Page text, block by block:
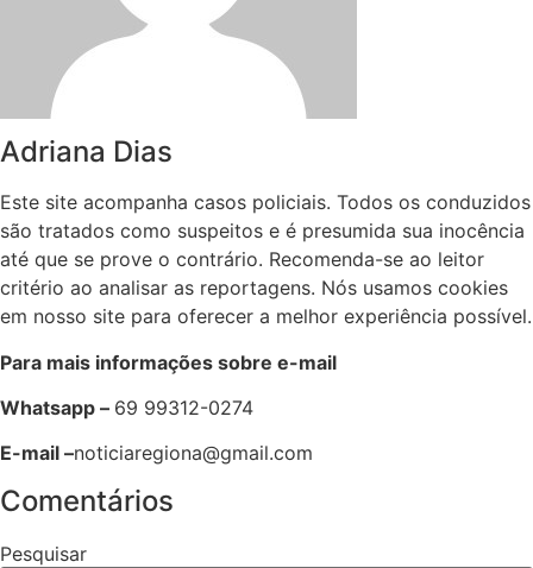
Adriana Dias
Este site acompanha casos policiais. Todos os conduzidos
são tratados como suspeitos e é presumida sua inocência
até que se prove o contrário. Recomenda-se ao leitor
critério ao analisar as reportagens. Nós usamos cookies
em nosso site para oferecer a melhor experiência possível.
Para mais informações sobre e-mail
Whatsapp – 69 99312-0274
E-mail –noticiaregiona@gmail.com
Comentários
Pesquisar